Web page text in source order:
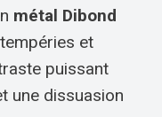
métal Dibond
et
puissant
une dissuasion